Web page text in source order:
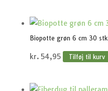
Biopotte grøn 6 cm 30 stk
kr. 54,95 Tilføj til kurv